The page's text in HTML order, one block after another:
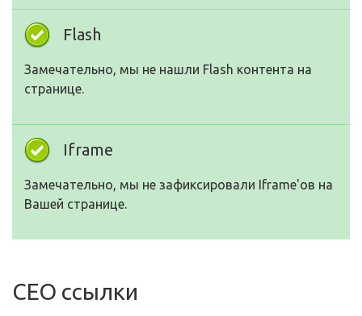
Flash
Замечательно, мы не нашли Flash контента на
странице.
Iframe
Замечательно, мы не зафиксировали Iframe'ов на
Вашей странице.
СЕО ссылки